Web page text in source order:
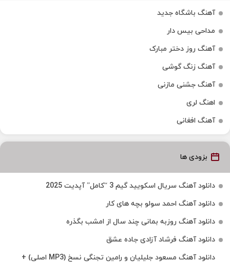
آهنگ باشگاه جدید
مداحی بیس دار
آهنگ روز دختر مبارک
آهنگ زنگ گوشی
آهنگ جشنی مازنی
اهنگ لری
آهنگ افغانی
بزودی ها
دانلود آهنگ سریال اسکویید گیم 3 “کامل” آپدیت 2025
دانلود آهنگ احمد سولو بچه های کار
دانلود آهنگ روزبه بمانی چند سال از امشب بگذره
دانلود آهنگ فرشاد آزادی جاده عشق
دانلود آهنگ مسعود جلیلیان و رامین تجنگی نسخ (MP3 اصلی) +